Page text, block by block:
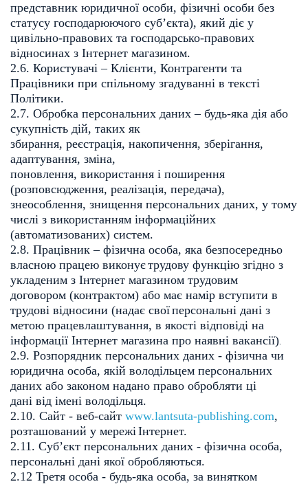
представник юридичної особи, фізичні особи без
статусу господарюючого суб’єкта), який діє у
цивільно-правових та господарсько-правових
відносинах з Інтернет магазином.
2.6. Користувачі – Клієнти, Контрагенти та
Працівники при спільному згадуванні в тексті
Політики.
2.7. Обробка персональних даних – будь-яка дія або
сукупність дій, таких як
збирання, реєстрація, накопичення, зберігання,
адаптування, зміна,
поновлення, використання і поширення
(розповсюдження, реалізація, передача),
знеособлення, знищення персональних даних, у тому
числі з використанням інформаційних
(автоматизованих) систем.
2.8. Працівник – фізична особа, яка безпосередньо
власною працею виконуєтрудову функцію згідно з
укладеним з Інтернет магазином трудовим
договором (контрактом) або має намір вступити в
трудові відносини (надає своїперсональні дані з
метою працевлаштування, в якості відповіді на
інформації Інтернет магазина про наявні вакансії).
2.9. Розпорядник персональних даних - фізична чи
юридична особа, якій володільцем персональних
даних або законом надано право обробляти ці
дані від імені володільця.
2.10. Сайт - веб-сайт www.lantsuta-publishing.com,
розташований у мережіІнтернет.
2.11. Суб’єкт персональних даних - фізична особа,
персональні дані якої обробляються.
2.12 Третя особа - будь-яка особа, за винятком